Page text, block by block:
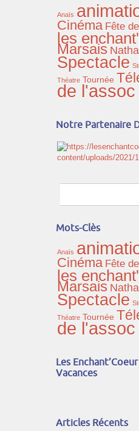
Anaïs
Cinéma Fête
les
Marsais
Spectacle
Théatre Tournée
de l'assoc
Notre Partenaire
Mots-Clès
Anaïs
Cinéma Fête
les
Marsais
Spectacle
Théatre Tournée
de l'assoc
Les
Vacances
Articles Récents